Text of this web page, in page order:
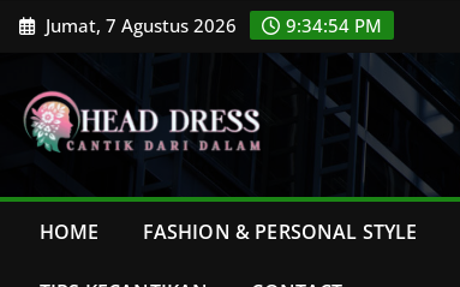
Skip Jumat, 7 Agustus 2026 9:34:55 PM
HOME FASHION & PERSONAL STYLE